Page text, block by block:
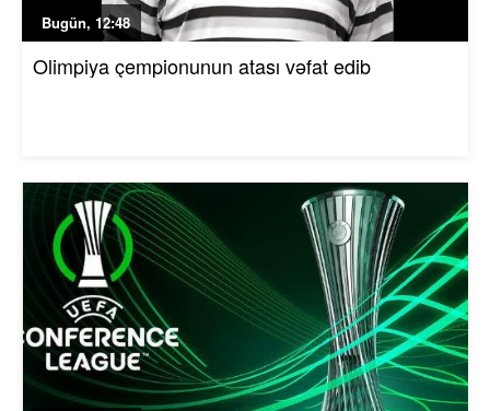
Bugün, 12:48
Olimpiya çempionunun atası vəfat edib